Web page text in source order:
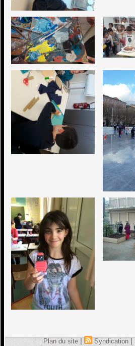
Plan du site | Syndication |